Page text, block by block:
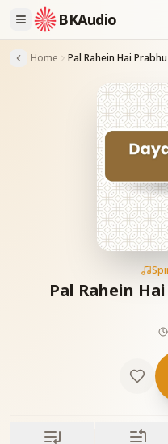
BKAudio
Home
Pal Rahein